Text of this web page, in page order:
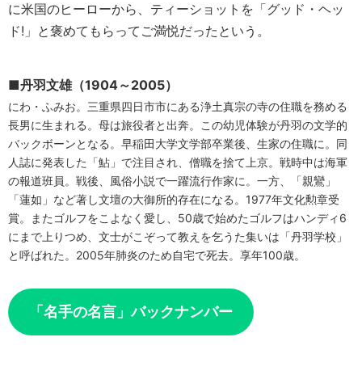
に米国のヒーローから、ティーショットを「グッド・ヘッ
ド!」と褒めてもらってご満悦だったという。
■丹羽文雄（1904～2005）
にわ・ふみお。三重県四日市市にある浄土真宗の寺の住職を務める
長男に生まれる。母は旅役者と出奔。この幼児体験が丹羽の文学的
バックボーンとなる。早稲田大学文学部卒業後、生家の住職に。同
人誌に発表した「鮎」で注目され、僧職を捨て上京。戦時中は海軍
の報道班員。戦後、風俗小説で一躍流行作家に。一方、「親鸞」
「蓮如」など著し文壇の大御所的存在になる。1977年文化勲章受
賞。またゴルフをこよなく愛し、50歳で始めたゴルフはハンディ6
にまで上りつめ、文士がこぞって教えを乞うた集いは「丹羽学校」
と呼ばれた。2005年肺炎のため自宅で死去。享年100歳。
「名手の名言」バックナンバー